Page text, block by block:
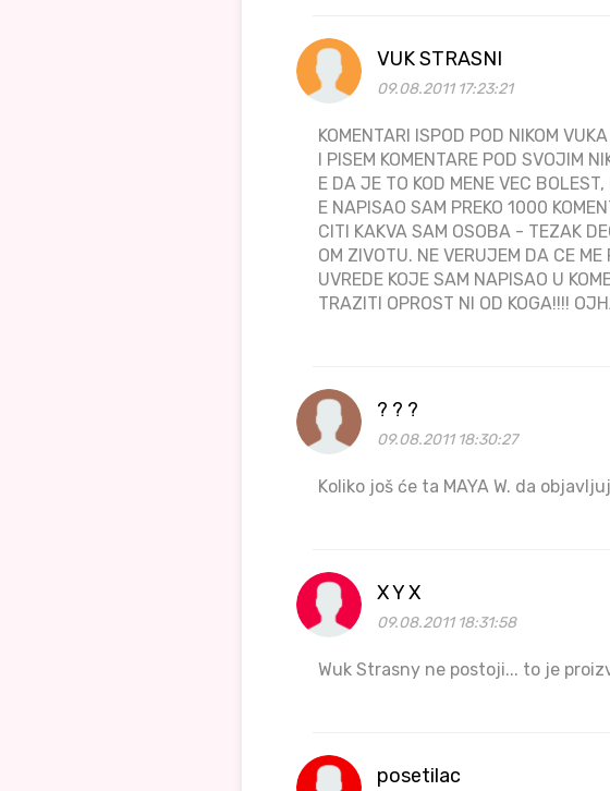
VUK STRASNI
09.08.2011 17:23:21
KOMENTARI ISPOD POD NIKOM
I PISEM KOMENTARE POD SVOJIM
E DA JE TO KOD MENE VEC
E NAPISAO SAM PREKO 1000
CITI KAKVA SAM OSOBA - TEZAK
OM ZIVOTU. NE VERUJEM DA CE
UVREDE KOJE SAM NAPISAO U
TRAZITI OPROST NI OD KOGA!!!!
? ? ?
09.08.2011 18:30:27
Koliko još će ta MAYA W. da
X Y X
09.08.2011 18:31:58
Wuk Strasny ne postoji... to je
posetilac